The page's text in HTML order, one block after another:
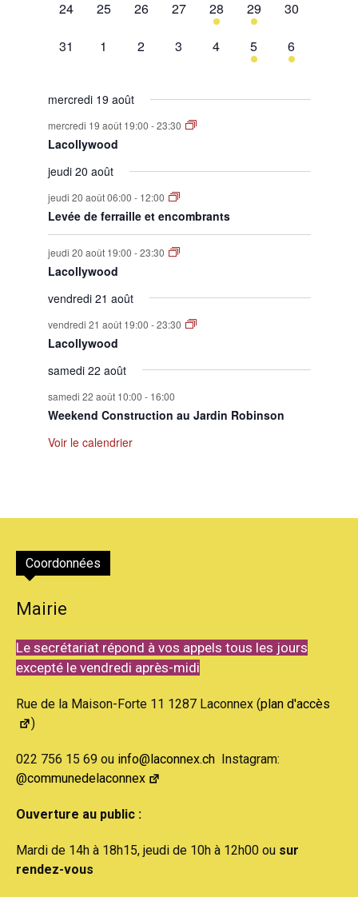
0
24
0
25
0
26
0
évènement,
27
1
évènement,
28
1
évènement,
29
0
30
0
31
0
1
0
2
0
3
0
évènement,
4
1
évènement,
5
1
évènement,
6
mercredi 19 août
mercredi 19 août 19:00 -23:30
Lacollywood
jeudi 20 août
jeudi 20 août 06:00 - 12:00
Levée de ferraille et encombrants
jeudi 20 août 19:00 -23:30
Lacollywood
vendredi 21 août
vendredi 21 août 19:00 -23:30
Lacollywood
samedi 22 août
samedi 22 août 10:00 - 16:00
Weekend Construction au Jardin Robinson
Voir le calendrier
Coordonnées
Mairie
Le secrétariat répond à vos appels tous les jours
excepté le vendredi après-midi
Rue de la Maison-Forte 11 1287 Laconnex (plan d'accès
)
022 756 15 69 ou info@laconnex.ch Instagram:
@communedelaconnex
Ouverture au public :
Mardi de 14h à 18h15, jeudi de 10h à 12h00 ou sur
rendez-vous